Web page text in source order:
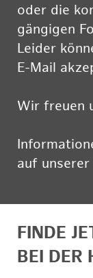
oder die
gängigen
Leider
E-Mail
Wir freuen
auf
FINDE
BEI DER